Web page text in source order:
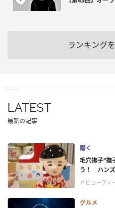
ランキング
LATEST
最新の記事
磨く
毛穴撫子“撫
う！ ハン
＃ビューティ
グルメ